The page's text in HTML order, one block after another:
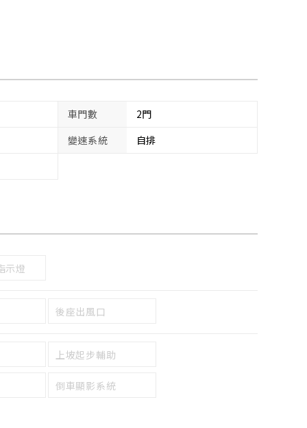
車門數
2門
變速系統
自排
示燈
後座出風口
上坡起步輔助
倒車顯影系統